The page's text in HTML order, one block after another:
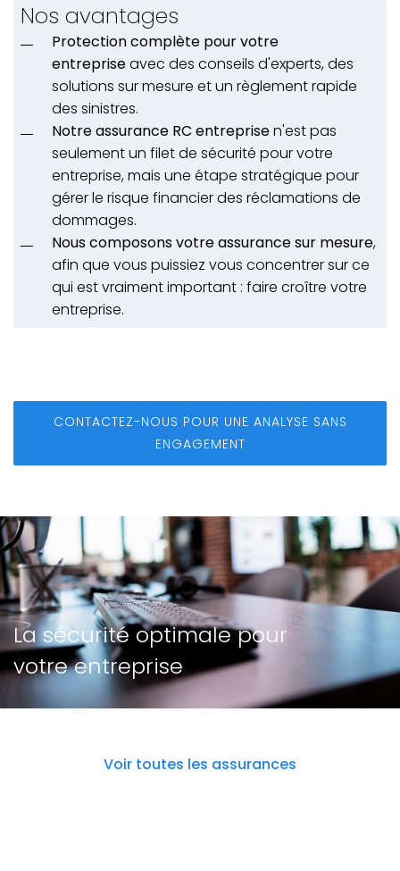
Nos avantages
Protection complète pour votre
entrepriseavec des conseils d'experts, des
solutions sur mesure et un règlement rapide
des sinistres.
Notre assurance RC entreprisen'est pas
seulement un filet de sécurité pour votre
entreprise, mais une étape stratégique pour
gérer le risque financier des réclamations de
dommages.
Nous composons votre assurance sur mesure,
afin que vous puissiez vous concentrer sur ce
qui est vraiment important : faire croître votre
entreprise.
CONTACTEZ-NOUS POUR UNE ANALYSE SANS
ENGAGEMENT
La sécurité optimale pour
votre entreprise
Voir toutes les assurances